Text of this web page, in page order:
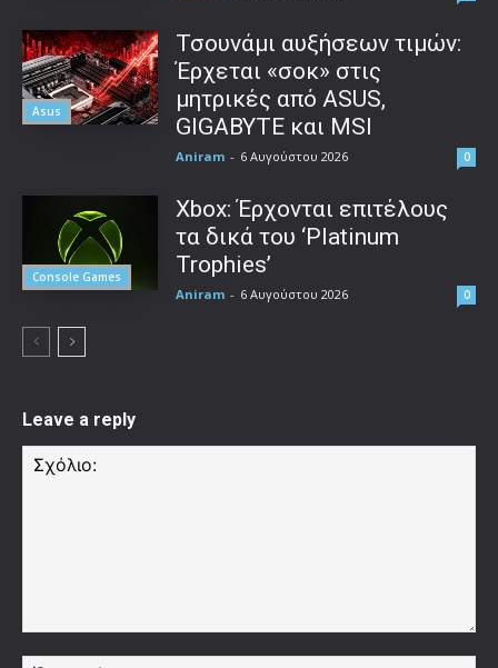
Asus
Τσουνάμι αυξήσεων τιμών:
Έρχεται «σοκ» στις
μητρικές από ASUS,
GIGABYTE και MSI
Aniram - 6 Αυγούστου 2026 0
Console Games
Xbox: Έρχονται επιτέλους
τα δικά του ‘Platinum
Trophies’
Aniram - 6 Αυγούστου 2026 0
Leave a reply